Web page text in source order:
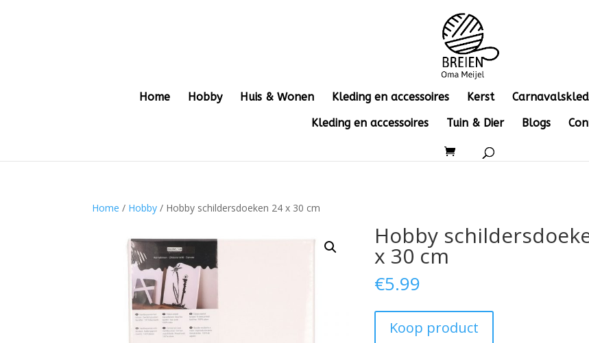
Home Hobby Huis & Wonen Kleding en accessoires Kerst
Kleding en accessoires
Tuin & Dier Blogs
Home / Hobby / Hobby schildersdoeken 24 x 30 cm
Hobby
x 30 cm
€5.99
Koop product